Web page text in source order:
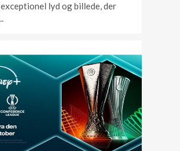
exceptionel lyd og billede, der